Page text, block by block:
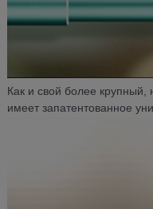
Как и свой более крупный,
имеет запатентованное